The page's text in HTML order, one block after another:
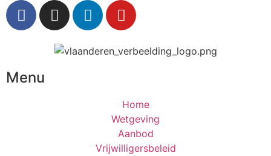
Menu
Home
Wetgeving
Aanbod
Vrijwilligersbeleid